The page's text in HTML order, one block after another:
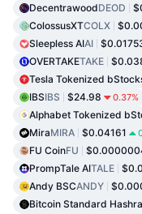
DecentrawoodDEOD
ColossusXTCOLX
Sleepless AIAI
OVERTAKETAKE
Tesla Tokenized
IBSIBS $24.98 0.37%
Alphabet Tokenized
MiraMIRA $0.04161
FU CoinFU
PrompTale AITALE
Andy BSCANDY
Bitcoin Standard